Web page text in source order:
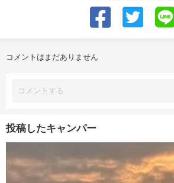
コメントはまだありません
投稿したキャンパー